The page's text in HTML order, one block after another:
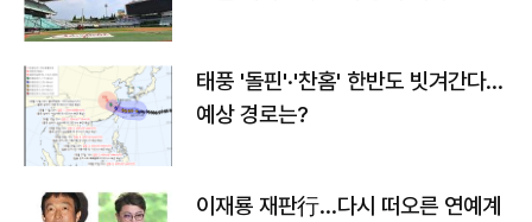
태풍 '돌핀'·'찬홈' 한반도 빗겨간다…
예상 경로는?
이재룡 재판行…다시 떠오른 연예계